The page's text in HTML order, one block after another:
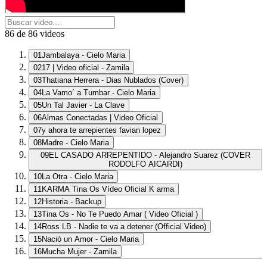
86 de 86 videos
01Jambalaya - Cielo Maria
0217 | Video oficial - Zamila
03Thatiana Herrera - Dias Nublados (Cover)
04La Vamo´ a Tumbar - Cielo Maria
05Un Tal Javier - La Clave
06Almas Conectadas | Video Oficial
07y ahora te arrepientes favian lopez
08
Madre - Cielo Maria
09EL CASADO ARREPENTIDO - Alejandro Suarez (COVER
RODOLFO AICARDI)
10La Otra - Cielo Maria
11
KARMA Tina Os Vídeo Oficial K arma
12Historia - Backup
13Tina Os - No Te Puedo Amar ( Video Oficial )
14Ross LB - Nadie te va a detener (Official Video)
15Nació un Amor - Cielo Maria
16Mucha Mujer - Zamila